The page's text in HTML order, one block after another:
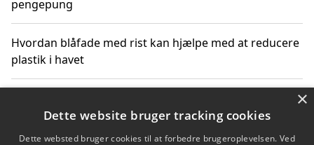
pengepung
Hvordan blåfade med rist kan hjælpe med at reducere
plastik i havet
guide til sikker og sjov underholdning
×
Dette website bruger tracking cookies
Dette websted bruger cookies til at forbedre brugeroplevelsen. Ved